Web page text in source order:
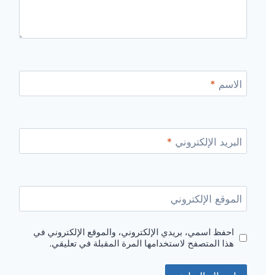
الاسم *
البريد الإلكتروني *
الموقع الإلكتروني
احفظ اسمي، بريدي الإلكتروني، والموقع الإلكتروني في
هذا المتصفح لاستخدامها المرة المقبلة في تعليقي.